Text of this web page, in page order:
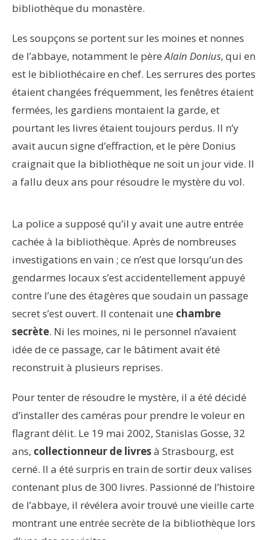
bibliothèque du monastère.
Les soupçons se portent sur les moines et nonnes
de l’abbaye, notamment le pèreAlain Donius, qui en
est le bibliothécaire en chef. Les serrures des portes
étaient changées fréquemment, les fenêtres étaient
fermées, les gardiens montaient la garde, et
pourtant les livres étaient toujours perdus. Il n’y
avait aucun signe d’effraction, et le père Donius
craignait que la bibliothèque ne soit un jour vide. Il
a fallu deux ans pour résoudre le mystère du vol.
La police a supposé qu’il y avait une autre entrée
cachée à la bibliothèque. Après de nombreuses
investigations en vain ; ce n’est que lorsqu’un des
gendarmes locaux s’est accidentellement appuyé
contre l’une des étagères que soudain un passage
secret s’est ouvert. Il contenait une chambre
secrète. Ni les moines, ni le personnel n’avaient
idée de ce passage, car le bâtiment avait été
reconstruit à plusieurs reprises.
Pour tenter de résoudre le mystère, il a été décidé
d’installer des caméras pour prendre le voleur en
flagrant délit. Le 19 mai 2002, Stanislas Gosse, 32
ans, collectionneur de livresà Strasbourg, est
cerné. Il a été surpris en train de sortir deux valises
contenant plus de 300 livres. Passionné de l’histoire
de l’abbaye, il révélera avoir trouvé une vieille carte
montrant une entrée secrète de la bibliothèque lors